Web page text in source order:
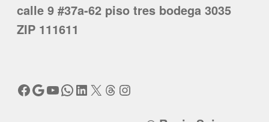
calle 9 #37a-62 piso tres bodega 3035
ZIP 111611
Facebook
Google
YouTube
WhatsApp
LinkedIn
X Threads
Instagram